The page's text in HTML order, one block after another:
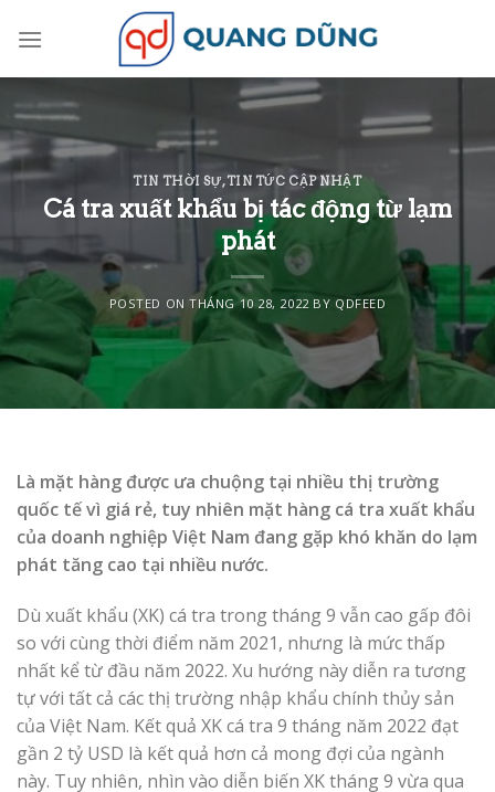
TIN THỜI SỰ,TIN TỨC CẬP NHẬT
Cá tra xuất khẩu bị tác động từ lạm
phát
POSTED ONTHÁNG 10 28, 2022BY QDFEED
Là mặt hàng được ưa chuộng tại nhiều thị trường
quốc tế vì giá rẻ, tuy nhiên mặt hàng cá tra xuất khẩu
của doanh nghiệp Việt Nam đang gặp khó khăn do lạm
phát tăng cao tại nhiều nước.
Dù xuất khẩu (XK) cá tra trong tháng 9 vẫn cao gấp đôi
so với cùng thời điểm năm 2021, nhưng là mức thấp
nhất kể từ đầu năm 2022. Xu hướng này diễn ra tương
tự với tất cả các thị trường nhập khẩu chính thủy sản
của Việt Nam. Kết quả XK cá tra 9 tháng năm 2022 đạt
gần 2 tỷ USD là kết quả hơn cả mong đợi của ngành
này. Tuy nhiên, nhìn vào diễn biến XK tháng 9 vừa qua